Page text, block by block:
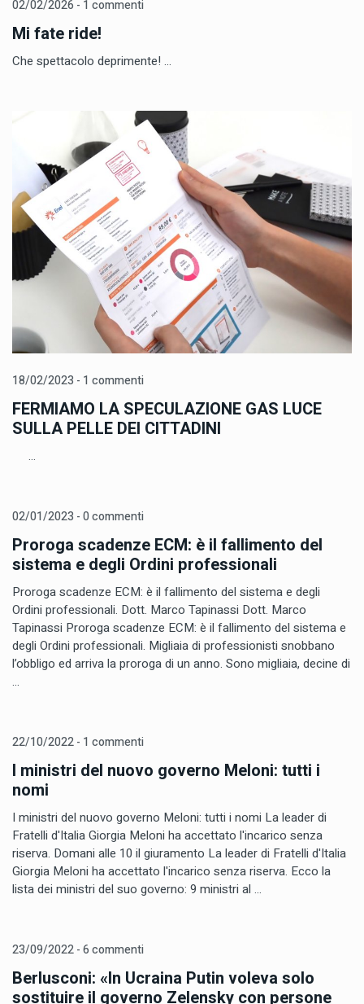
02/02/2026 - 1 commenti
Mi fate ride!
Che spettacolo deprimente! ...
18/02/2023 - 1 commenti
FERMIAMO LA SPECULAZIONE GAS LUCE
SULLA PELLE DEI CITTADINI
...
02/01/2023 - 0 commenti
Proroga scadenze ECM: è il fallimento del
sistema e degli Ordini professionali
Proroga scadenze ECM: è il fallimento del sistema e degli
Ordini professionali. Dott. Marco Tapinassi Dott. Marco
Tapinassi Proroga scadenze ECM: è il fallimento del sistema e
degli Ordini professionali. Migliaia di professionisti snobbano
l’obbligo ed arriva la proroga di un anno. Sono migliaia, decine di
...
22/10/2022 - 1 commenti
I ministri del nuovo governo Meloni: tutti i
nomi
I ministri del nuovo governo Meloni: tutti i nomi La leader di
Fratelli d'Italia Giorgia Meloni ha accettato l'incarico senza
riserva. Domani alle 10 il giuramento La leader di Fratelli d'Italia
Giorgia Meloni ha accettato l'incarico senza riserva. Ecco la
lista dei ministri del suo governo: 9 ministri al ...
23/09/2022 - 6 commenti
Berlusconi: «In Ucraina Putin voleva solo
sostituire il governo Zelensky con persone